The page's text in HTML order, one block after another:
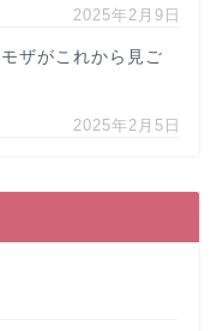
2025年2月9日
ザがこれから見ご
2025年2月5日